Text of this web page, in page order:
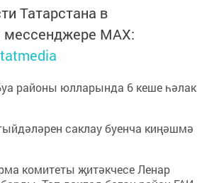
Татарстана в
мессенджере MАХ:
районы юлларында 6 кеше һәлак
саклау буенча киңәшмә
комитеты җитәкчесе Ленар